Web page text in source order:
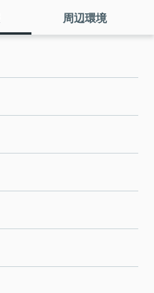
周辺環境